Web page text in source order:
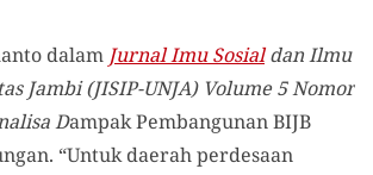
dalam Jurnal Imu Sosialdan Ilmu
Jambi (JISIP-UNJA) Volume 5 Nomor
Dampak Pembangunan BIJB
“Untuk daerah perdesaan